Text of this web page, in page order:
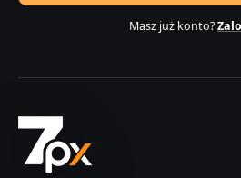
Masz już konto?